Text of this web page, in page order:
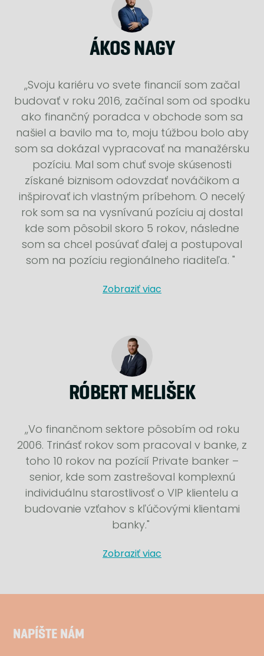
ÁKOS NAGY
,,Svoju kariéru vo svete financií som začal
budovať v roku 2016, začínal som od spodku
ako finančný poradca v obchode som sa
našiel a bavilo ma to, moju túžbou bolo aby
som sa dokázal vypracovať na manažérsku
pozíciu. Mal som chuť svoje skúsenosti
získané biznisom odovzdať nováčikom a
inšpirovať ich vlastným príbehom. O necelý
rok som sa na vysnívanú pozíciu aj dostal
kde som pôsobil skoro 5 rokov, následne
som sa chcel posúvať ďalej a postupoval
som na pozíciu regionálneho riaditeľa. "
Zobraziť viac
RÓBERT MELIŠEK
,,Vo finančnom sektore pôsobím od roku
2006. Trinásť rokov som pracoval v banke, z
toho 10 rokov na pozícií Private banker –
senior, kde som zastrešoval komplexnú
individuálnu starostlivosť o VIP klientelu a
budovanie vzťahov s kľúčovými klientami
banky."
Zobraziť viac
NAPÍŠTE NÁM